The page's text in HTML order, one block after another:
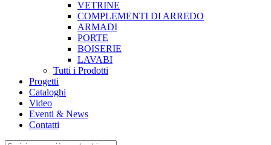
VETRINE
COMPLEMENTI DI ARREDO
ARMADI
PORTE
BOISERIE
LAVABI
Tutti i Prodotti
Progetti
Cataloghi
Video
Eventi & News
Contatti